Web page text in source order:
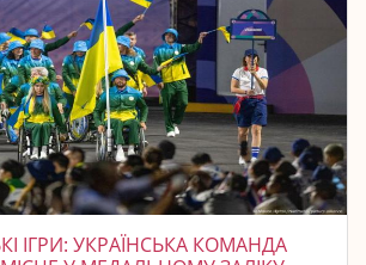
ІГРИ: УКРАЇНСЬКА КОМАНДА